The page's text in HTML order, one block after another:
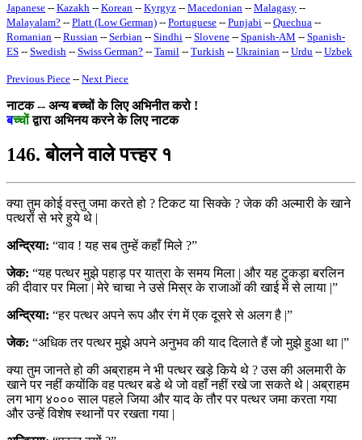
Japanese -- Kazakh -- Korean -- Kyrgyz -- Macedonian -- Malagasy --
Malayalam? -- Platt (Low German) -- Portuguese -- Punjabi -- Quechua --
Romanian -- Russian -- Serbian -- Sindhi -- Slovene -- Spanish-AM -- Spanish-
ES -- Swedish -- Swiss German? -- Tamil -- Turkish -- Ukrainian -- Urdu -- Uzbek
Previous Piece -- Next Piece
नाटक -- अन्य बच्चों के लिए अभिनीत करो !
बच्चोंद्वारा अभिनय करने के लिए नाटक
146. बोलने वाले पत्त्हर १
क्या तुम कोई वस्तु जमा करते हो ? टिकट या सिक्के ? जेक की अल्मारी के खाने
पत्थरों से भरे हुये थे |
अन्द्रिया: “वाव ! यह सब तुम्हें कहाँ मिले ?”
जेक: “यह पत्थर मुझे पहाड़ पर यात्रा के समय मिला | और यह टुकड़ा बरलिन
की दीवार पर मिला | मेरे चाचा ने उसे मिस्र के राजाओं की खाई में से लाया |”
अन्द्रिया: “हर पत्थर अपने रूप और रंग में एक दूसरे से अलग है |”
जेक: “अधिक तर पत्थर मुझे अपने अनुभव की याद दिलाते हैं जो मुझे हुआ था |”
क्या तुम जानते हो की अब्राहम ने भी पत्थर खड़े किये थे ? उस की अलमारी के
खाने पर नहीं कयोंकि वह पत्थर बडे थे जो वहाँ नहीं रखे जा सकते थे | अब्राहम
लग भाग ४००० साल पहले जिया और याद के तौर पर पत्थर जमा करता गया
और उन्हें विशेष स्थानों पर रखता गया |